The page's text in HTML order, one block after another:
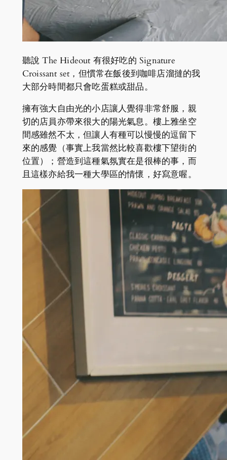
聽說 The Hideout 有很好吃的 Signature
Croissant set，但慣常在飯後到咖啡店溜撻的我
大部分時間都只會吃蛋糕或甜品。
擁有強大自由光的小店讓人覺得非常舒服，親
切的店員亦帶來很大的陽光氣息。樓上雅坐空
間感雖然不太，但讓人有種可以慢慢的逗留下
來的感覺（事實上我當然比較喜歡樓下望街的
位置）；營造到這種氣氛實在是很棒的事，而
且這樣亦給我一種大學區的情懷，好寫意喔。